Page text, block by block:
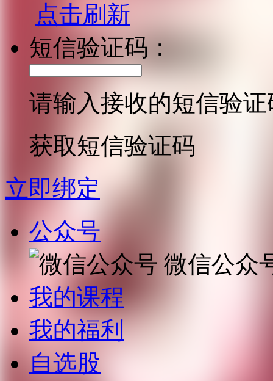
点击刷新
短信验证码：
请输入接收的短信验证
获取短信验证码
立即绑定
公众号
微信公众
我的课程
我的福利
自选股